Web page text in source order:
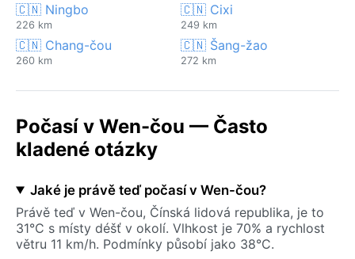
🇨🇳 Ningbo
226 km
🇨🇳 Cixi
249 km
🇨🇳 Chang-čou
260 km
🇨🇳 Šang-žao
272 km
Počasí v Wen-čou — Často
kladené otázky
Jaké je právě teď počasí v Wen-čou?
Právě teď v Wen-čou, Čínská lidová republika, je to
31°C s místy déšť v okolí. Vlhkost je 70% a rychlost
větru 11 km/h. Podmínky působí jako 38°C.